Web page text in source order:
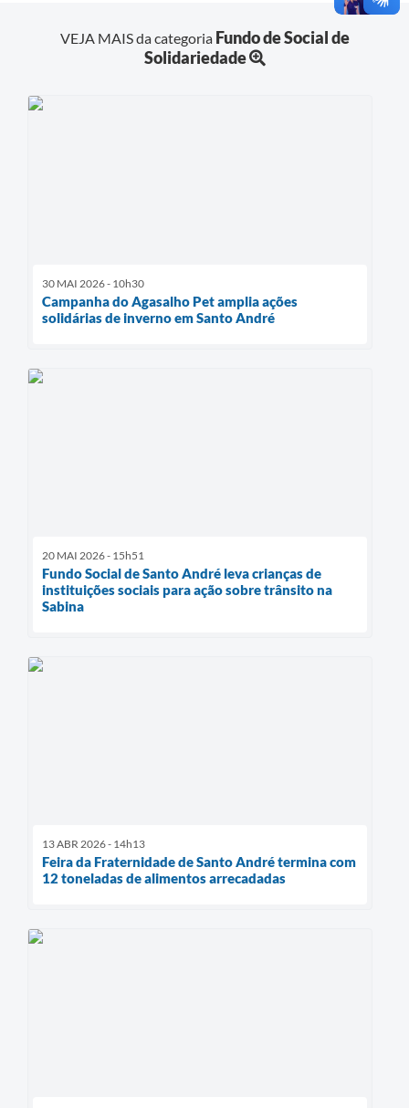
VEJA MAIS da categoria Fundo de Social de
Solidariedade
30 MAI 2026 - 10h30
Campanha do Agasalho Pet amplia ações
solidárias de inverno em Santo André
20 MAI 2026 - 15h51
Fundo Social de Santo André leva crianças de
instituições sociais para ação sobre trânsito na
Sabina
13 ABR 2026 - 14h13
Feira da Fraternidade de Santo André termina com
12 toneladas de alimentos arrecadadas